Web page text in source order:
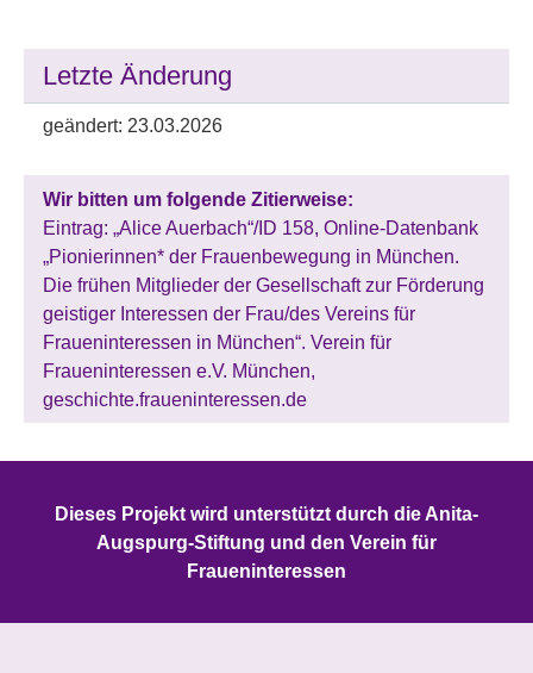
Letzte Änderung
geändert: 23.03.2026
Wir bitten um folgende Zitierweise:
Eintrag: „Alice Auerbach“/ID 158, Online-Datenbank
„Pionierinnen* der Frauenbewegung in München.
Die frühen Mitglieder der Gesellschaft zur Förderung
geistiger Interessen der Frau/des Vereins für
Fraueninteressen in München“. Verein für
Fraueninteressen e.V. München,
geschichte.fraueninteressen.de
Dieses Projekt wird unterstützt durch die Anita-
Augspurg-Stiftung und den Verein für
Fraueninteressen